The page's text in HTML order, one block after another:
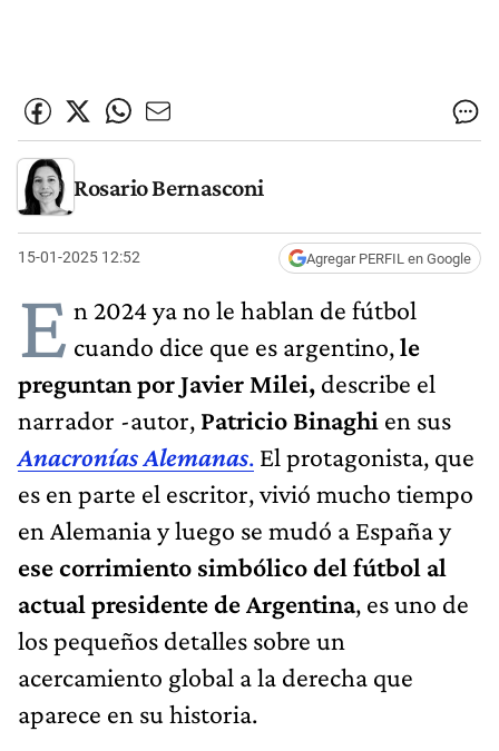
Rosario Bernasconi
15-01-2025 12:52 Agregar PERFIL en Google
E n 2024 ya no le hablan de fútbol
cuando dice que es argentino,le
preguntan por Javier Milei, describe el
narrador -autor, Patricio Binaghi en sus
Anacronías Alemanas. El protagonista, que
es en parte el escritor, vivió mucho tiempo
en Alemania y luego se mudó a España y
ese corrimiento simbólico del fútbol al
actual presidente de Argentina, es uno de
los pequeños detalles sobre un
acercamiento global a la derecha que
aparece en su historia.